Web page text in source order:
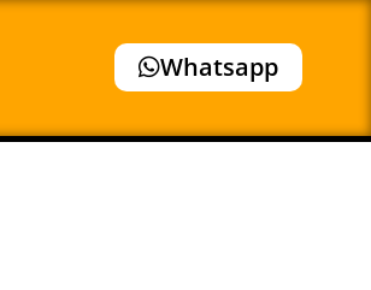
Whatsapp